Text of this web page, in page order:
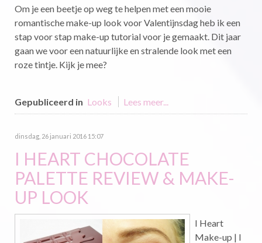
Om je een beetje op weg te helpen met een mooie
romantische make-up look voor Valentijnsdag heb ik een
stap voor stap make-up tutorial voor je gemaakt. Dit jaar
gaan we voor een natuurlijke en stralende look met een
roze tintje. Kijk je mee?
Gepubliceerd in Looks Lees meer...
dinsdag, 26 januari 2016 15:07
I HEART CHOCOLATE
PALETTE REVIEW & MAKE-
UP LOOK
I Heart
Make-up | I